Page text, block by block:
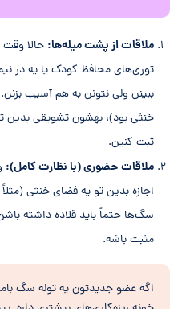
ملاقات از پشت میله‌ها: حالا وقت
توری‌های محافظ کودک یا یه در
ببینن ولی نتونن به هم آسیب
خنثی بود)، بهشون تشویقی بدین
ثبت کنین.
ملاقات حضوری (با نظارت کامل):
اجازه بدین تو یه فضای خنثی
سگ‌ها حتماً باید قلاده داشته
مثبت باشه.
اگه عضو جدیدتون یه توله سگ